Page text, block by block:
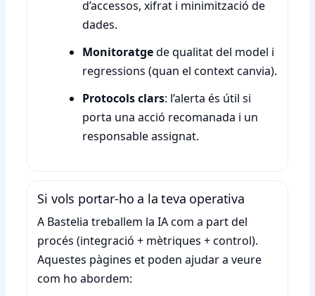
d’accessos, xifrat i minimització de
dades.
Monitoratgede qualitat del model i
regressions (quan el context canvia).
Protocols clars: l’alerta és útil si
porta una acció recomanada i un
responsable assignat.
Si vols portar-ho a la teva operativa
A Bastelia treballem la IA com a part del
procés (integració + mètriques + control).
Aquestes pàgines et poden ajudar a veure
com ho abordem: